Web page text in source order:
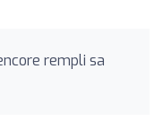
rempli sa